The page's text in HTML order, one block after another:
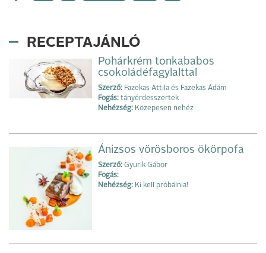
RECEPTAJÁNLÓ
Pohárkrém tonkababos
csokoládéfagylalttal
Szerző: Fazekas Attila és Fazekas Ádám
Fogás: tányérdesszertek
Nehézség: Közepesen nehéz
Ánizsos vörösboros ökörpofa
Szerző: Gyurik Gábor
Fogás:
Nehézség: Ki kell próbálnia!